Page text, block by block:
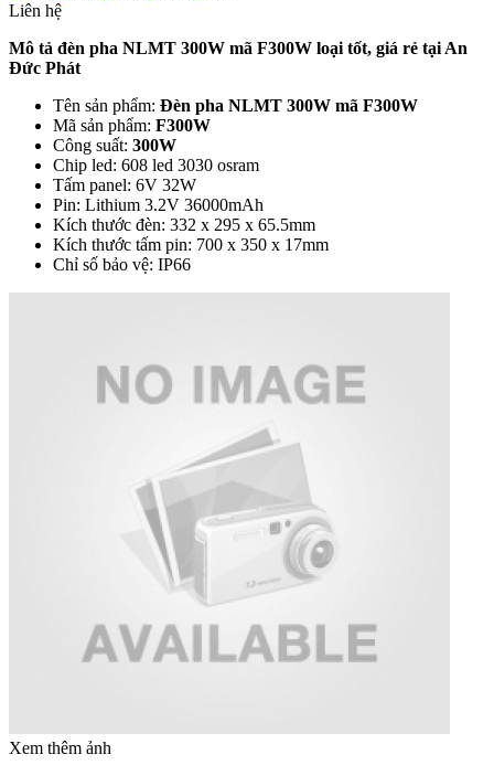
Liên hệ
Mô tả đèn pha NLMT 300W mã F300W loại tốt, giá rẻ tại An
Đức Phát
Tên sản phẩm: Đèn pha NLMT 300W mã F300W
Mã sản phẩm: F300W
Công suất: 300W
Chip led: 608 led 3030 osram
Tấm panel: 6V 32W
Pin: Lithium 3.2V 36000mAh
Kích thước đèn: 332 x 295 x 65.5mm
Kích thước tấm pin: 700 x 350 x 17mm
Chỉ số bảo vệ: IP66
Xem thêm ảnh